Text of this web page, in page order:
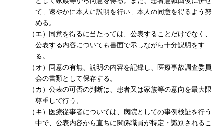
て、速やかに本人に説明を行い、本人の同意を得るよう努
める。
（エ）同意を得るに当たっては、公表することだけでなく、
公表する内容についても書面で示しながら十分説明をす
る。
（オ）同意の有無、説明の内容を記録し、医療事故調査委員
会の書類として保存する。
（カ）公表の可否の判断は、患者又は家族等の意向を最大限
尊重して行う。
（キ）医療従事者については、病院としての事例検証を行う
中で、公表内容から直ちに関係職員が特定・識別されるこ